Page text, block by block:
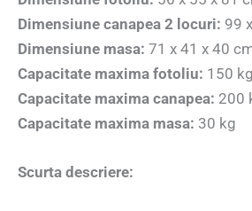
Dimensiune canapea 2 locuri: 99
Dimensiune masa: 71 x 41 x 40
Capacitate maxima fotoliu: 150 kg
Capacitate maxima canapea: 200
Capacitate maxima masa: 30 kg
Scurta descriere: